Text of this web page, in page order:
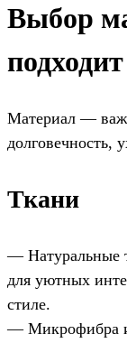
Выбор
Материал —
долговечность,
Ткани
— Натуральные
для уютных
стиле.
— Микрофибра